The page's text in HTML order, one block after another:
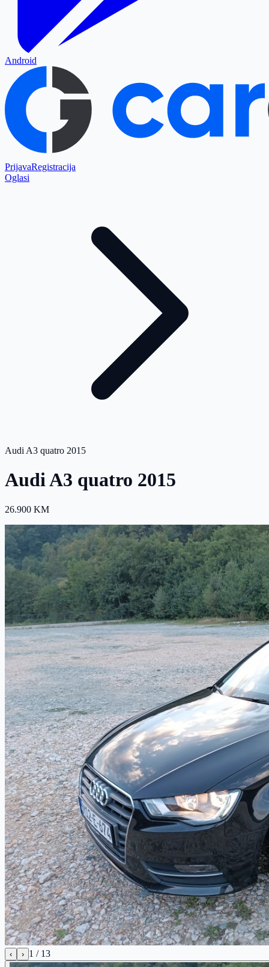
Android
PrijavaRegistracija
Oglasi
Audi A3 quatro 2015
Audi A3 quatro 2015
26.900 KM
‹ › 1 / 13